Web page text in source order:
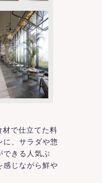
で仕立てた料
、サラダや惣
できる人気ぶ
感じながら鮮や